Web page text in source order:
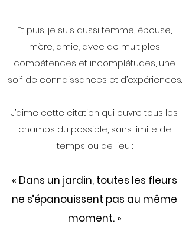
Et puis, je suis aussi femme, épouse,
mère, amie, avec de multiples
compétences et incomplétudes, une
soif de connaissances et d’expériences.
J’aime cette citation qui ouvre tous les
champs du possible, sans limite de
temps ou de lieu :
« Dans un jardin, toutes les fleurs
ne s’épanouissent pas au même
moment. »